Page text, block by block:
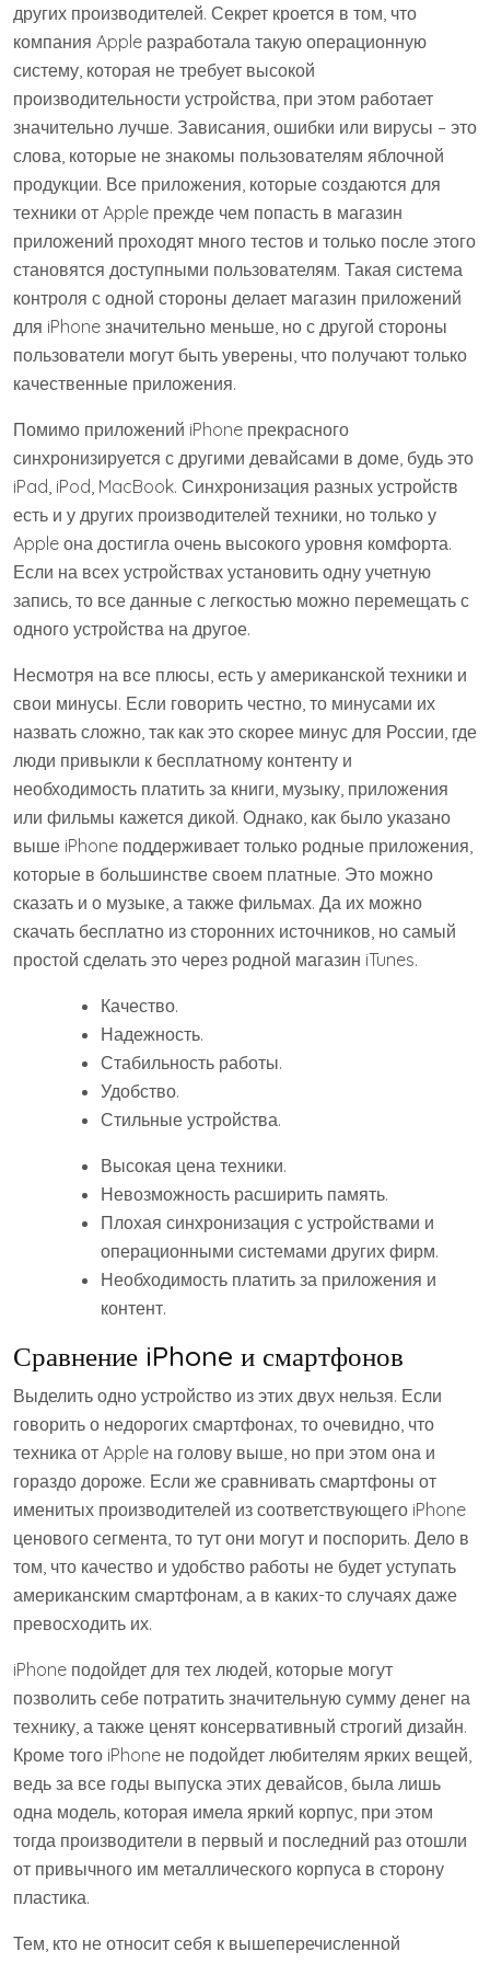
других производителей. Секрет кроется в том, что
компания Apple разработала такую операционную
систему, которая не требует высокой
производительности устройства, при этом работает
значительно лучше. Зависания, ошибки или вирусы – это
слова, которые не знакомы пользователям яблочной
продукции. Все приложения, которые создаются для
техники от Apple прежде чем попасть в магазин
приложений проходят много тестов и только после этого
становятся доступными пользователям. Такая система
контроля с одной стороны делает магазин приложений
для iPhone значительно меньше, но с другой стороны
пользователи могут быть уверены, что получают только
качественные приложения.
Помимо приложений iPhone прекрасного
синхронизируется с другими девайсами в доме, будь это
iPad, iPod, MacBook. Синхронизация разных устройств
есть и у других производителей техники, но только у
Apple она достигла очень высокого уровня комфорта.
Если на всех устройствах установить одну учетную
запись, то все данные с легкостью можно перемещать с
одного устройства на другое.
Несмотря на все плюсы, есть у американской техники и
свои минусы. Если говорить честно, то минусами их
назвать сложно, так как это скорее минус для России, где
люди привыкли к бесплатному контенту и
необходимость платить за книги, музыку, приложения
или фильмы кажется дикой. Однако, как было указано
выше iPhone поддерживает только родные приложения,
которые в большинстве своем платные. Это можно
сказать и о музыке, а также фильмах. Да их можно
скачать бесплатно из сторонних источников, но самый
простой сделать это через родной магазин iTunes.
Качество.
Надежность.
Стабильность работы.
Удобство.
Стильные устройства.
Высокая цена техники.
Невозможность расширить память.
Плохая синхронизация с устройствами и
операционными системами других фирм.
Необходимость платить за приложения и
контент.
Сравнение iPhone и смартфонов
Выделить одно устройство из этих двух нельзя. Если
говорить о недорогих смартфонах, то очевидно, что
техника от Apple на голову выше, но при этом она и
гораздо дороже. Если же сравнивать смартфоны от
именитых производителей из соответствующего iPhone
ценового сегмента, то тут они могут и поспорить. Дело в
том, что качество и удобство работы не будет уступать
американским смартфонам, а в каких-то случаях даже
превосходить их.
iPhone подойдет для тех людей, которые могут
позволить себе потратить значительную сумму денег на
технику, а также ценят консервативный строгий дизайн.
Кроме того iPhone не подойдет любителям ярких вещей,
ведь за все годы выпуска этих девайсов, была лишь
одна модель, которая имела яркий корпус, при этом
тогда производители в первый и последний раз отошли
от привычного им металлического корпуса в сторону
пластика.
Тем, кто не относит себя к вышеперечисленной